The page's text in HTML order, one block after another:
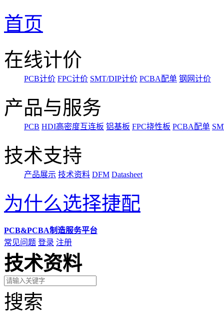
首页
在线计价
PCB计价 FPC计价 SMT/DIP计价 PCBA配单 钢网计价
产品与服务
PCB HDI高密度互连板 铝基板 FPC挠性板 PCBA配单
技术支持
产品展示 技术资料 DFM Datasheet
为什么选择捷配
PCB&PCBA制造服务平台
常见问题 登录 注册
技术资料
搜索